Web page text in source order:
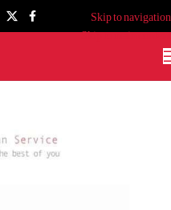
Skip to navigation
Skip to main content